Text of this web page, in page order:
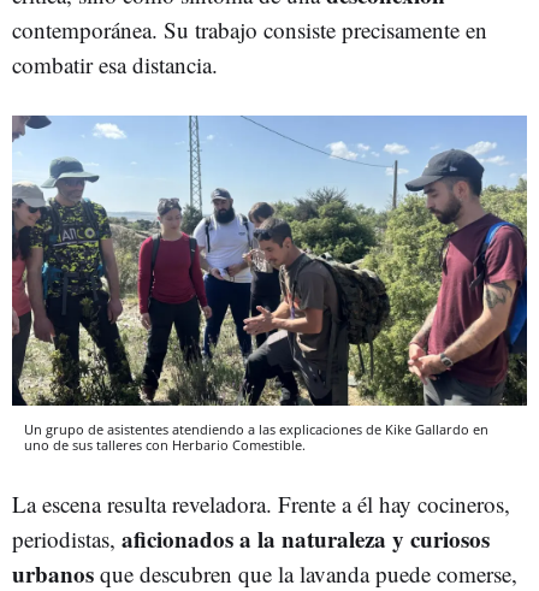
contemporánea. Su trabajo consiste precisamente en
combatir esa distancia.
Un grupo de asistentes atendiendo a las explicaciones de Kike Gallardo en
uno de sus talleres con Herbario Comestible.
La escena resulta reveladora. Frente a él hay cocineros,
periodistas, aficionados a la naturaleza y curiosos
urbanos que descubren que la lavanda puede comerse,